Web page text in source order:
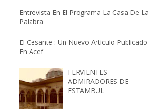
Entrevista En El Programa La Casa De La
Palabra
El Cesante : Un Nuevo Articulo Publicado
En Acef
FERVIENTES
ADMIRADORES DE
ESTAMBUL